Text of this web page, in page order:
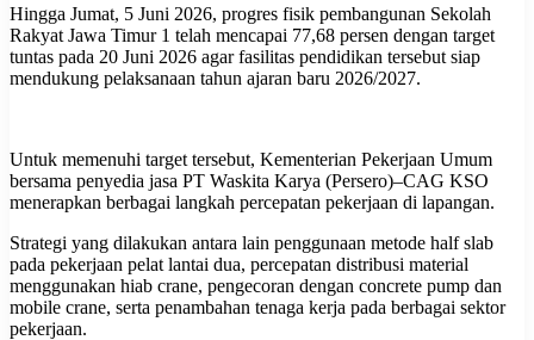
Hingga Jumat, 5 Juni 2026, progres fisik pembangunan Sekolah
Rakyat Jawa Timur 1 telah mencapai 77,68 persen dengan target
tuntas pada 20 Juni 2026 agar fasilitas pendidikan tersebut siap
mendukung pelaksanaan tahun ajaran baru 2026/2027.
Untuk memenuhi target tersebut, Kementerian Pekerjaan Umum
bersama penyedia jasa PT Waskita Karya (Persero)–CAG KSO
menerapkan berbagai langkah percepatan pekerjaan di lapangan.
Strategi yang dilakukan antara lain penggunaan metode half slab
pada pekerjaan pelat lantai dua, percepatan distribusi material
menggunakan hiab crane, pengecoran dengan concrete pump dan
mobile crane, serta penambahan tenaga kerja pada berbagai sektor
pekerjaan.